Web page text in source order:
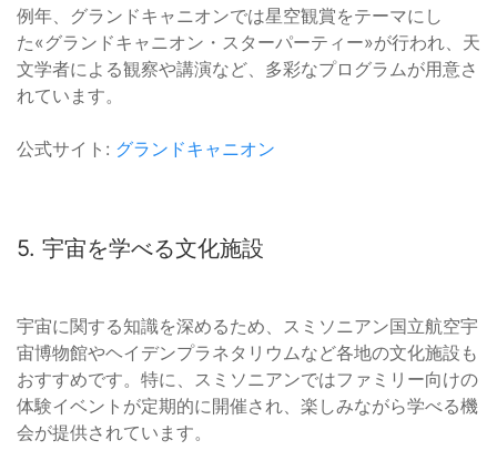
例年、グランドキャニオンでは星空観賞をテーマにし
た«グランドキャニオン・スターパーティー»が行われ、天
文学者による観察や講演など、多彩なプログラムが用意さ
れています。
公式サイト: グランドキャニオン
5. 宇宙を学べる文化施設
宇宙に関する知識を深めるため、スミソニアン国立航空宇
宙博物館やヘイデンプラネタリウムなど各地の文化施設も
おすすめです。特に、スミソニアンではファミリー向けの
体験イベントが定期的に開催され、楽しみながら学べる機
会が提供されています。